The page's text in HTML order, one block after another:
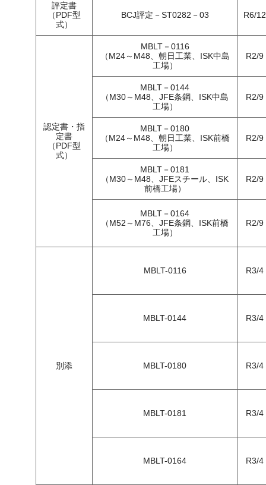
評定書
（PDF型
式）
BCJ評定－ST0282－03 R6/12
認定書・指
定書
（PDF型
式）
MBLT－0116
（M24～M48、朝日工業、ISK中島
工場）
R2/9
MBLT－0144
（M30～M48、JFE条鋼、ISK中島
工場）
R2/9
MBLT－0180
（M24～M48、朝日工業、ISK前橋
工場）
R2/9
MBLT－0181
（M30～M48、JFEスチール、ISK
前橋工場）
R2/9
MBLT－0164
（M52～M76、JFE条鋼、ISK前橋
工場）
R2/9
別添
MBLT-0116 R3/4
MBLT-0144 R3/4
MBLT-0180 R3/4
MBLT-0181 R3/4
MBLT-0164 R3/4